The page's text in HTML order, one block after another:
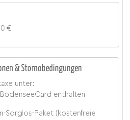
€
& Stornobedingungen
unter:
enthalten
Sorglos-Paket (kostenfreie